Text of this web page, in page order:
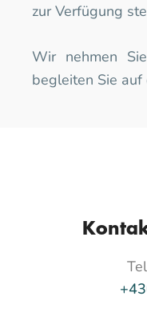
zur Verfügung
Wir nehmen
begleiten Sie